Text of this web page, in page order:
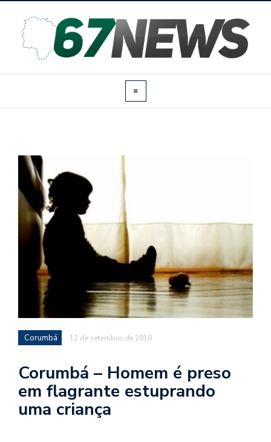
Corumbá 12 de setembro de 2018
Corumbá – Homem é preso
em flagrante estuprando
uma criança